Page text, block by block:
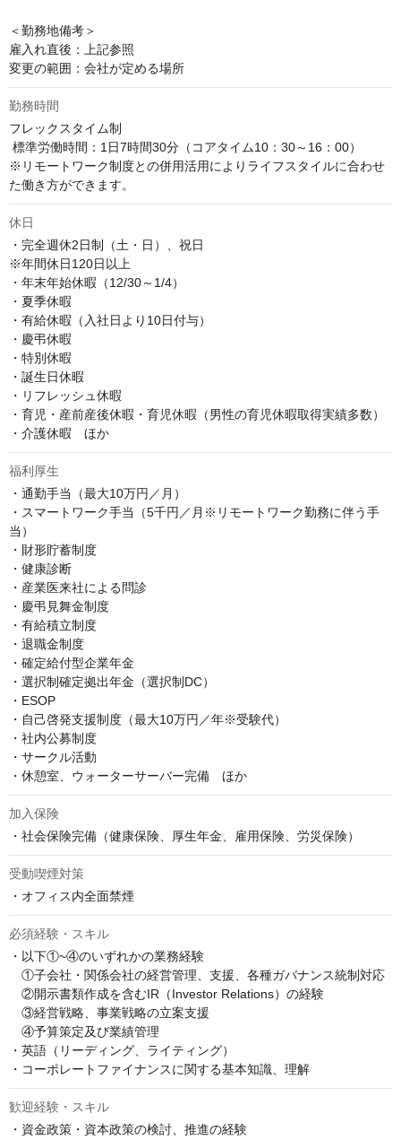
＜勤務地備考＞
雇入れ直後：上記参照
変更の範囲：会社が定める場所
勤務時間
フレックスタイム制
※リモートワーク制度との併用活用によりライフスタイルに合わせ
た働き方ができます。
休日
・完全週休2日制（土・日）、祝日
※年間休日120日以上
・年末年始休暇（12/30～1/4）
・夏季休暇
・有給休暇（入社日より10日付与）
・慶弔休暇
・特別休暇
・誕生日休暇
・リフレッシュ休暇
・育児・産前産後休暇・育児休暇（男性の育児休暇取得実績多数）
・介護休暇　ほか
福利厚生
・通勤手当（最大10万円／月）
・スマートワーク手当（5千円／月※リモートワーク勤務に伴う手
当）
・財形貯蓄制度
・健康診断
・産業医来社による問診
・慶弔見舞金制度
・有給積立制度
・退職金制度
・確定給付型企業年金
・選択制確定拠出年金（選択制DC）
・ESOP
・自己啓発支援制度（最大10万円／年※受験代）
・社内公募制度
・サークル活動
・休憩室、ウォーターサーバー完備　ほか
加入保険
・社会保険完備（健康保険、厚生年金、雇用保険、労災保険）
受動喫煙対策
・オフィス内全面禁煙
必須経験・スキル
・以下①~④のいずれかの業務経験
①子会社・関係会社の経営管理、支援、各種ガバナンス統制対応
②開示書類作成を含むIR（Investor Relations）の経験
③経営戦略、事業戦略の立案支援
④予算策定及び業績管理
・英語（リーディング、ライティング）
・コーポレートファイナンスに関する基本知識、理解
歓迎経験・スキル
・資金政策・資本政策の検討、推進の経験